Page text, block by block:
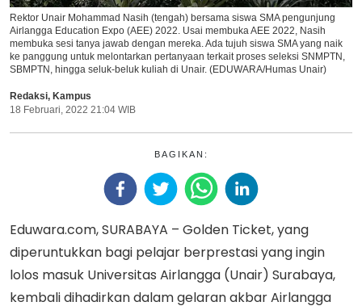
Rektor Unair Mohammad Nasih (tengah) bersama siswa SMA pengunjung
Airlangga Education Expo (AEE) 2022. Usai membuka AEE 2022, Nasih
membuka sesi tanya jawab dengan mereka. Ada tujuh siswa SMA yang naik
ke panggung untuk melontarkan pertanyaan terkait proses seleksi SNMPTN,
SBMPTN, hingga seluk-beluk kuliah di Unair. (EDUWARA/Humas Unair)
Redaksi, Kampus
18 Februari, 2022 21:04 WIB
BAGIKAN:
Eduwara.com, SURABAYA – Golden Ticket, yang
diperuntukkan bagi pelajar berprestasi yang ingin
lolos masuk Universitas Airlangga (Unair) Surabaya,
kembali dihadirkan dalam gelaran akbar Airlangga